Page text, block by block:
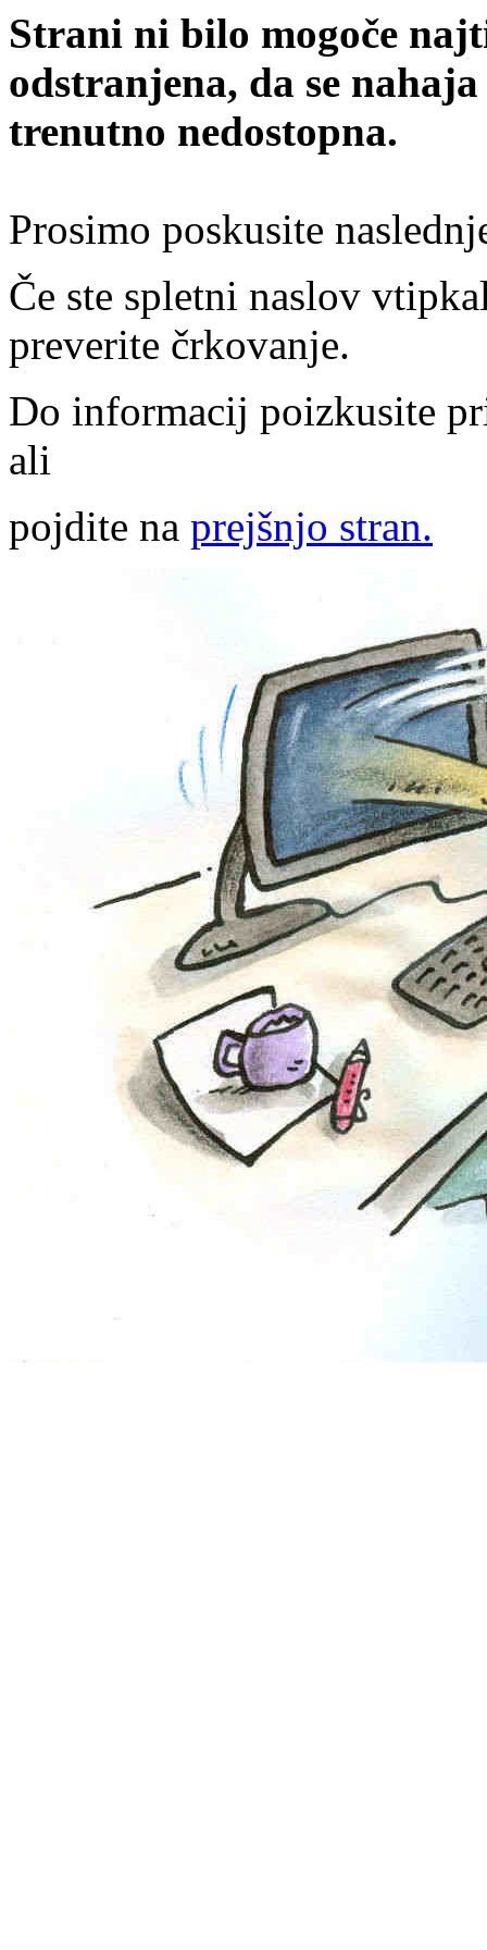
Strani ni bilo mogoče
odstranjena, da se
trenutno nedostopna.
Prosimo poskusite
Če ste spletni naslov
preverite črkovanje.
Do informacij poizkusite
ali
pojdite na prejšnjo stran.